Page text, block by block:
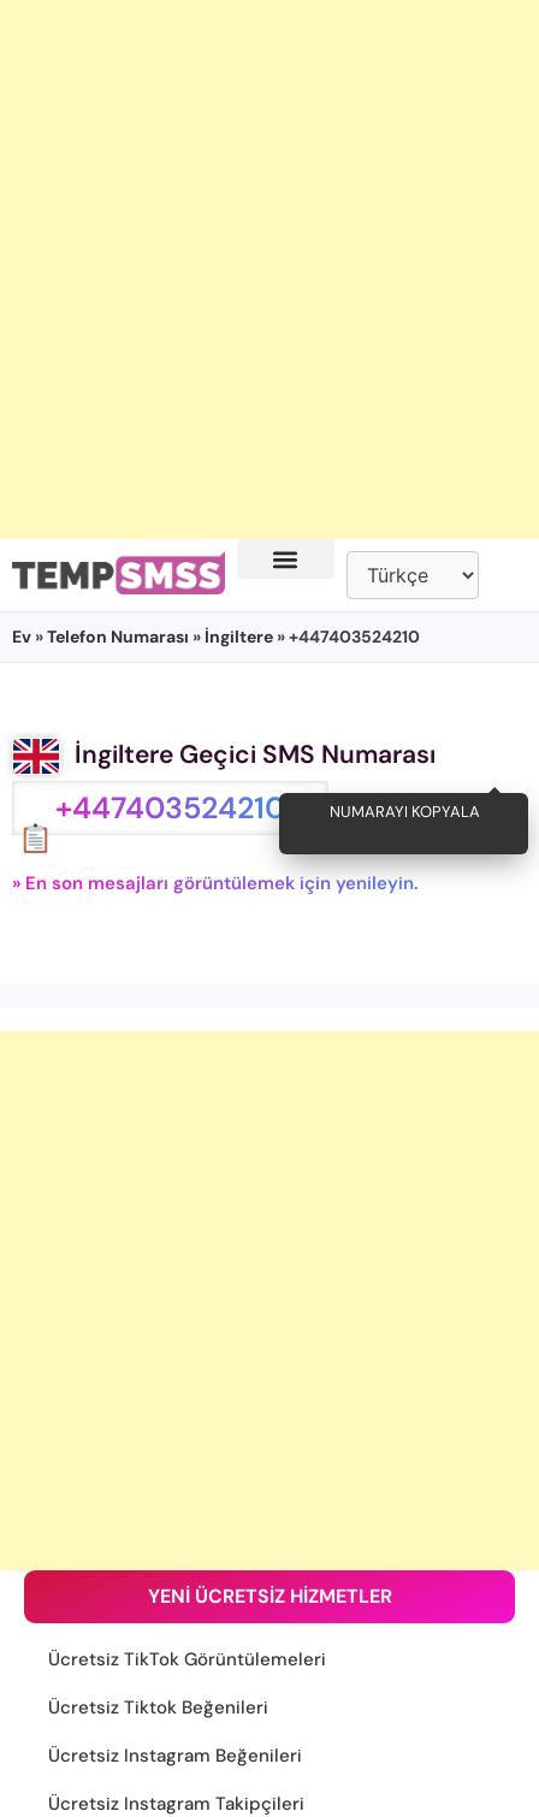
Ev »Telefon Numarası » İngiltere » +447403524210
İngiltere Geçici SMS Numarası
+447403524210 NUMARAYI KOPYALA
» En son mesajları görüntülemek için yenileyin.
YENİ ÜCRETSİZ HİZMETLER
Ücretsiz TikTok Görüntülemeleri
Ücretsiz Tiktok Beğenileri
Ücretsiz Instagram Beğenileri
Ücretsiz Instagram Takipçileri